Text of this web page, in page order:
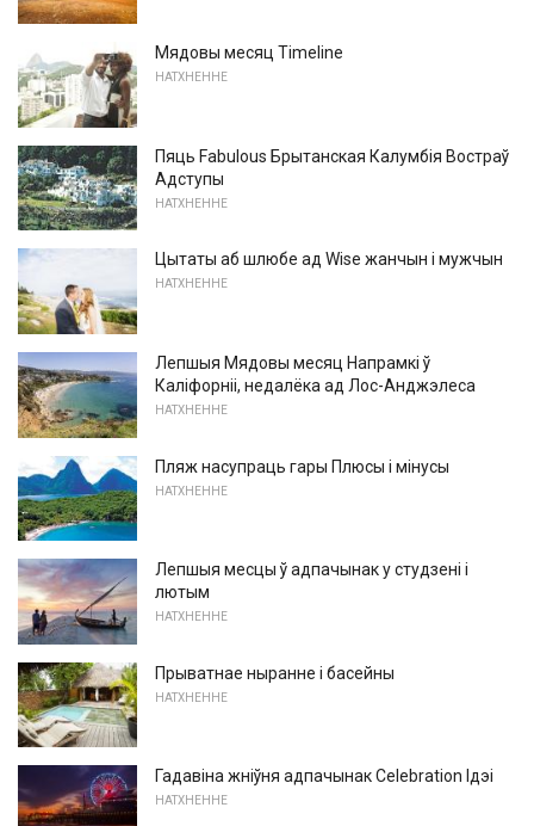
Мядовы месяц Timeline
НАТХНЕННЕ
Пяць Fabulous Брытанская Калумбія Востраў
Адступы
НАТХНЕННЕ
Цытаты аб шлюбе ад Wise жанчын і мужчын
НАТХНЕННЕ
Лепшыя Мядовы месяц Напрамкі ў
Каліфорніі, недалёка ад Лос-Анджэлеса
НАТХНЕННЕ
Пляж насупраць гары Плюсы і мінусы
НАТХНЕННЕ
Лепшыя месцы ў адпачынак у студзені і
лютым
НАТХНЕННЕ
Прыватнае ныранне і басейны
НАТХНЕННЕ
Гадавіна жніўня адпачынак Celebration Ідэі
НАТХНЕННЕ